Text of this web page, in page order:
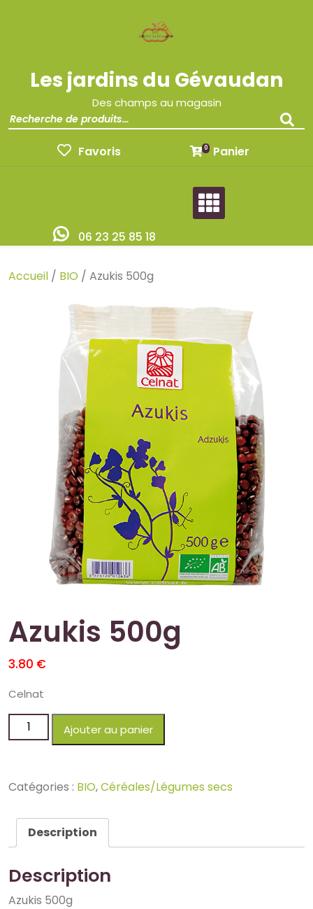
Les jardins du Gévaudan
Des champs au magasin
Favoris 0 Panier
06 23 25 85 18
Accueil / BIO / Azukis 500g
Azukis 500g
3.80 €
Celnat
Ajouter au panier
Catégories : BIO,Céréales/Légumes secs
Description
Description
Azukis 500g